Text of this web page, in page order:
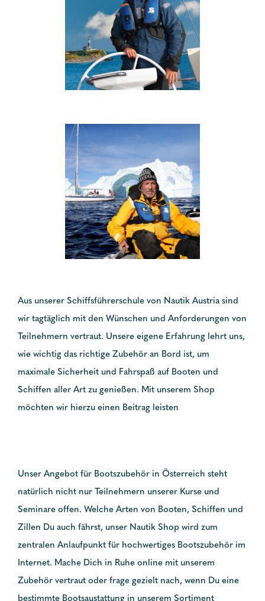
Aus unserer Schiffsführerschule von Nautik Austria sind
wir tagtäglich mit den Wünschen und Anforderungen von
Teilnehmern vertraut. Unsere eigene Erfahrung lehrt uns,
wie wichtig das richtige Zubehör an Bord ist, um
maximale Sicherheit und Fahrspaß auf Booten und
Schiffen aller Art zu genießen. Mit unserem Shop
möchten wir hierzu einen Beitrag leisten
Unser Angebot für Bootszubehör in Österreich steht
natürlich nicht nur Teilnehmern unserer Kurse und
Seminare offen. Welche Arten von Booten, Schiffen und
Zillen Du auch fährst, unser Nautik Shop wird zum
zentralen Anlaufpunkt für hochwertiges Bootszubehör im
Internet. Mache Dich in Ruhe online mit unserem
Zubehör vertraut oder frage gezielt nach, wenn Du eine
bestimmte Bootsaustattung in unserem Sortiment